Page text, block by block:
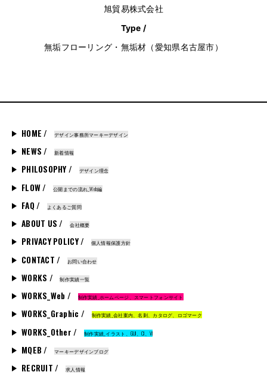
旭貿易株式会社
Type /
無垢フローリング・無垢材（愛知県名古屋市）
HOME / デザイン事務所マーキーデザイン
NEWS / 新着情報
PHILOSOPHY / デザイン理念
FLOW / 公開までの流れ_Web編
FAQ / よくあるご質問
ABOUT US / 会社概要
PRIVACY POLICY / 個人情報保護方針
CONTACT / お問い合わせ
WORKS / 制作実績一覧
WORKS_Web / 制作実績_ホームページ、スマートフォンサイト
WORKS_Graphic / 制作実績_会社案内、名刺、カタログ、ロゴマーク
WORKS_Other / 制作実績_イラスト、GUI、CI、VI
MQEB / マーキーデザインブログ
RECRUIT / 求人情報